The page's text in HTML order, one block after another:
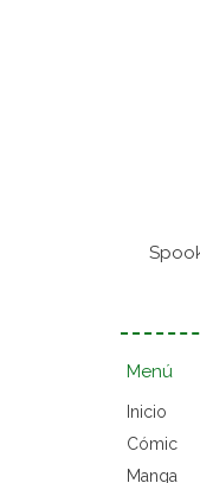
Menú
Inicio
Cómic
Manga